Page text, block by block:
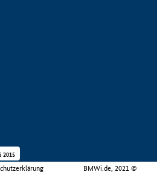
BMWi.de, 2021 ©
2015